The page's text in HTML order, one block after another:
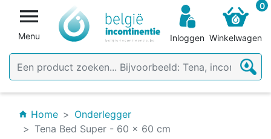

Menu Inloggen
0
Winkelwagen
home Home
Onderlegger
Tena Bed Super - 60 x 60 cm